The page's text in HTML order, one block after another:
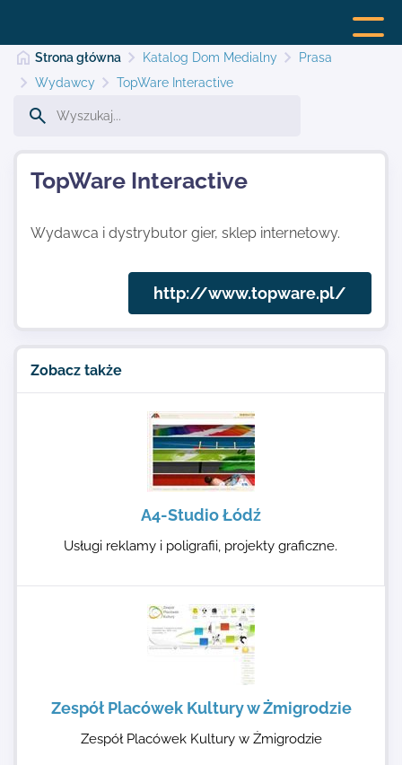
Strona główna Katalog Dom Medialny
Prasa
Wydawcy
TopWare Interactive
TopWare Interactive
Wydawca i dystrybutor gier, sklep internetowy.
http://www.topware.pl/
Zobacz także
A4-Studio Łódź
Usługi reklamy i poligrafii, projekty graficzne.
Zespół Placówek Kultury w Żmigrodzie
Zespół Placówek Kultury w Żmigrodzie